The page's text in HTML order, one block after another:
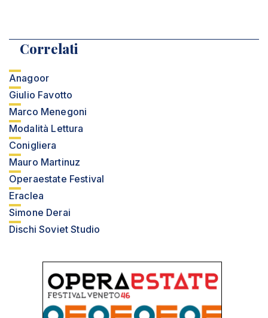
Correlati
Anagoor
Giulio Favotto
Marco Menegoni
Modalità Lettura
Conigliera
Mauro Martinuz
Operaestate Festival
Eraclea
Simone Derai
Dischi Soviet Studio